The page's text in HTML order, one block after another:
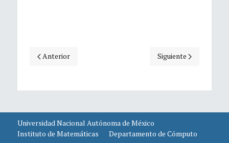
Artículo anterior: Efemérides hoy: 22 de julio, natalicio de
Anterior Artículo siguiente:
Siguiente
Universidad Nacional Autónoma de México
Instituto de Matemáticas
Departamento de Cómputo